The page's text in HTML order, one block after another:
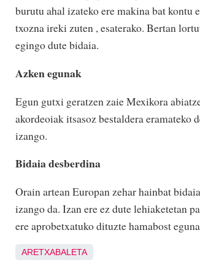
burutu ahal izateko ere makina bat
txozna ireki zuten , esaterako. Bertan
egingo dute bidaia.
Azken egunak
Egun gutxi geratzen zaie Mexikora
akordeoiak itsasoz bestaldera eramateko
izango.
Bidaia desberdina
Orain artean Europan zehar hainbat
izango da. Izan ere ez dute lehiaketetan
ere aprobetxatuko dituzte hamabost
ARETXABALETA